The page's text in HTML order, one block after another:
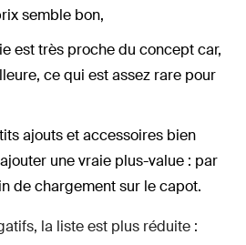
semble bon,
est très proche du concept car,
ce qui est assez rare pour
ajouts et accessoires bien
une vraie plus-value : par
de chargement sur le capot.
la liste est plus réduite :